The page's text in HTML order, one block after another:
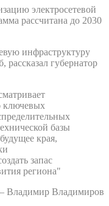
электросетевой
рассчитана до 2030
инфраструктуру
рассказал губернатор
ключевых
базы
края,
запас
региона"
– Владимир Владимиров